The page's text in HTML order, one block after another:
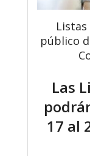
público
Las
17 al